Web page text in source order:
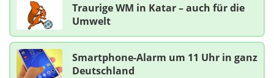
Traurige WM in Katar – auch für die
Umwelt
Smartphone-Alarm um 11 Uhr in ganz
Deutschland